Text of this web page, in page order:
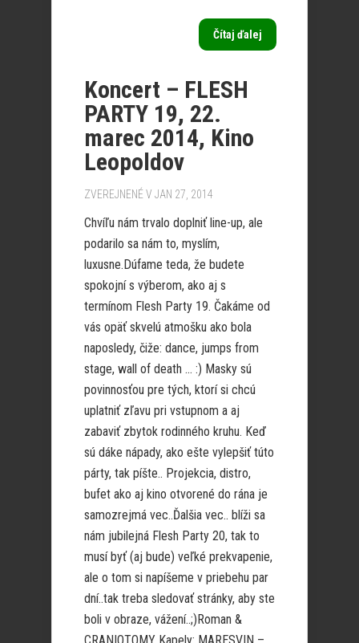
Čítaj ďalej
Koncert – FLESH
PARTY 19, 22.
marec 2014, Kino
Leopoldov
ZVEREJNENÉ V JAN 27, 2014
Chvíľu nám trvalo doplniť line-up, ale
podarilo sa nám to, myslím,
luxusne.Dúfame teda, že budete
spokojní s výberom, ako aj s
termínom Flesh Party 19. Čakáme od
vás opäť skvelú atmošku ako bola
naposledy, čiže: dance, jumps from
stage, wall of death … :) Masky sú
povinnosťou pre tých, ktorí si chcú
uplatniť zľavu pri vstupnom a aj
zabaviť zbytok rodinného kruhu. Keď
sú dáke nápady, ako ešte vylepšiť túto
párty, tak píšte.. Projekcia, distro,
bufet ako aj kino otvorené do rána je
samozrejmá vec..Ďalšia vec.. blíži sa
nám jubilejná Flesh Party 20, tak to
musí byť (aj bude) veľké prekvapenie,
ale o tom si napíšeme v priebehu par
dní..tak treba sledovať stránky, aby ste
boli v obraze, vážení..;)Roman &